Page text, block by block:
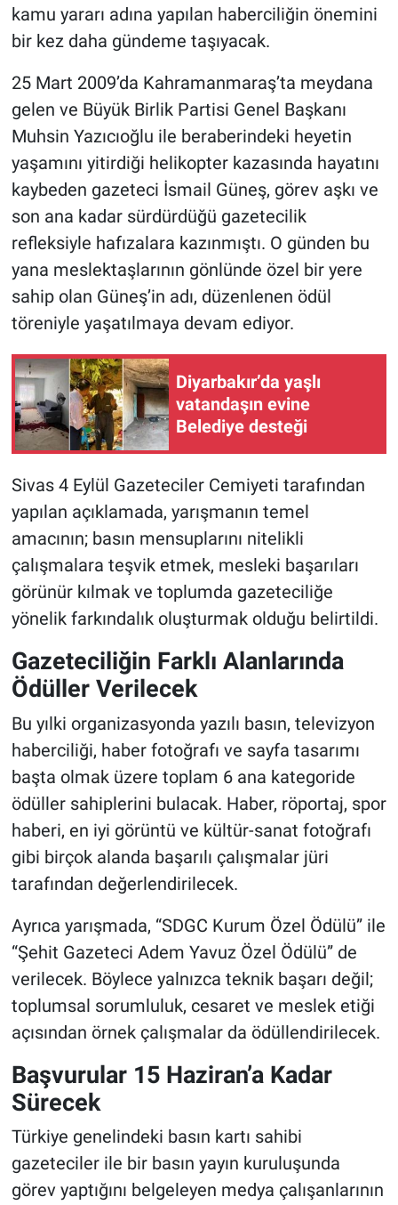
kamu yararı adına yapılan haberciliğin önemini
bir kez daha gündeme taşıyacak.
25 Mart 2009’da Kahramanmaraş’ta meydana
gelen ve Büyük Birlik Partisi Genel Başkanı
Muhsin Yazıcıoğlu ile beraberindeki heyetin
yaşamını yitirdiği helikopter kazasında hayatını
kaybeden gazeteci İsmail Güneş, görev aşkı ve
son ana kadar sürdürdüğü gazetecilik
refleksiyle hafızalara kazınmıştı. O günden bu
yana meslektaşlarının gönlünde özel bir yere
sahip olan Güneş’in adı, düzenlenen ödül
töreniyle yaşatılmaya devam ediyor.
Diyarbakır’da yaşlı
vatandaşın evine
Belediye desteği
Sivas 4 Eylül Gazeteciler Cemiyeti tarafından
yapılan açıklamada, yarışmanın temel
amacının; basın mensuplarını nitelikli
çalışmalara teşvik etmek, mesleki başarıları
görünür kılmak ve toplumda gazeteciliğe
yönelik farkındalık oluşturmak olduğu belirtildi.
Gazeteciliğin Farklı Alanlarında
Ödüller Verilecek
Bu yılki organizasyonda yazılı basın, televizyon
haberciliği, haber fotoğrafı ve sayfa tasarımı
başta olmak üzere toplam 6 ana kategoride
ödüller sahiplerini bulacak. Haber, röportaj, spor
haberi, en iyi görüntü ve kültür-sanat fotoğrafı
gibi birçok alanda başarılı çalışmalar jüri
tarafından değerlendirilecek.
Ayrıca yarışmada, “SDGC Kurum Özel Ödülü” ile
“Şehit Gazeteci Adem Yavuz Özel Ödülü” de
verilecek. Böylece yalnızca teknik başarı değil;
toplumsal sorumluluk, cesaret ve meslek etiği
açısından örnek çalışmalar da ödüllendirilecek.
Başvurular 15 Haziran’a Kadar
Sürecek
Türkiye genelindeki basın kartı sahibi
gazeteciler ile bir basın yayın kuruluşunda
görev yaptığını belgeleyen medya çalışanlarının